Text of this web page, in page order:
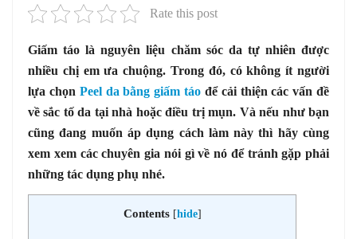
Rate this post
Giấm táo là nguyên liệu chăm sóc da tự nhiên được
nhiều chị em ưa chuộng. Trong đó, có không ít người
lựa chọn Peel da bằng giấm táo để cải thiện các vấn đề
về sắc tố da tại nhà hoặc điều trị mụn. Và nếu như bạn
cũng đang muốn áp dụng cách làm này thì hãy cùng
xem xem các chuyên gia nói gì về nó để tránh gặp phải
những tác dụng phụ nhé.
Contents [hide]